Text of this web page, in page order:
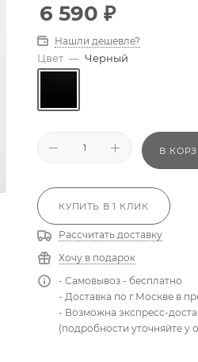
6 590 ₽
Нашли дешевле?
Цвет — Черный
В
КУПИТЬ В 1 КЛИК
Рассчитать доставку
Хочу в подарок
- Самовывоз - бесплатно
- Доставка по г.Москве в
- Возможна экспресс-
(подробности уточняйте у